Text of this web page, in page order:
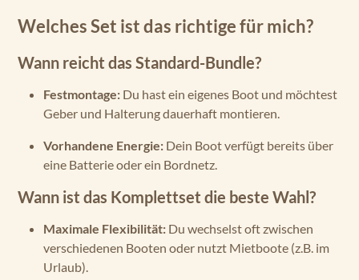
Welches Set ist das richtige für mich?
Wann reicht das Standard-Bundle?
Festmontage: Du hast ein eigenes Boot und möchtest
Geber und Halterung dauerhaft montieren.
Vorhandene Energie: Dein Boot verfügt bereits über
eine Batterie oder ein Bordnetz.
Wann ist das Komplettset die beste Wahl?
Maximale Flexibilität: Du wechselst oft zwischen
verschiedenen Booten oder nutzt Mietboote (z.B. im
Urlaub).